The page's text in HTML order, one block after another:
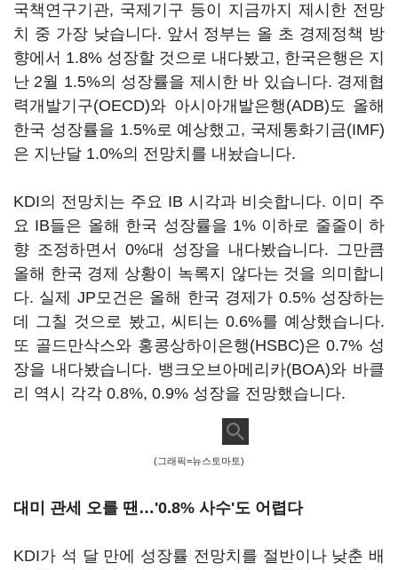
국책연구기관, 국제기구 등이 지금까지 제시한 전망
치 중 가장 낮습니다. 앞서 정부는 올 초 경제정책 방
향에서 1.8% 성장할 것으로 내다봤고, 한국은행은 지
난 2월 1.5%의 성장률을 제시한 바 있습니다. 경제협
력개발기구(OECD)와 아시아개발은행(ADB)도 올해
한국 성장률을 1.5%로 예상했고, 국제통화기금(IMF)
은 지난달 1.0%의 전망치를 내놨습니다.
KDI의 전망치는 주요 IB 시각과 비슷합니다. 이미 주
요 IB들은 올해 한국 성장률을 1% 이하로 줄줄이 하
향 조정하면서 0%대 성장을 내다봤습니다. 그만큼
올해 한국 경제 상황이 녹록지 않다는 것을 의미합니
다. 실제 JP모건은 올해 한국 경제가 0.5% 성장하는
데 그칠 것으로 봤고, 씨티는 0.6%를 예상했습니다.
또 골드만삭스와 홍콩상하이은행(HSBC)은 0.7% 성
장을 내다봤습니다. 뱅크오브아메리카(BOA)와 바클
리 역시 각각 0.8%, 0.9% 성장을 전망했습니다.
(그래픽=뉴스토마토)
대미 관세 오를 땐 …'0.8% 사수'도 어렵다
KDI가 석 달 만에 성장률 전망치를 절반이나 낮춘 배